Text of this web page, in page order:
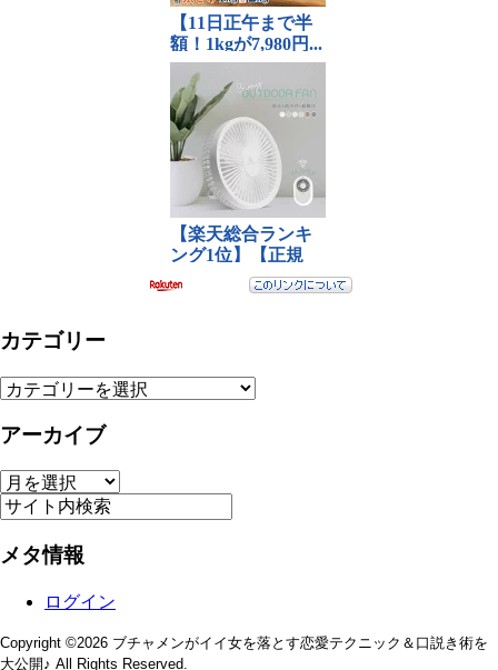
カテゴリー
カ
ゴ
ー
アーカイブ
ア
ー
カ
イ
メタ情報
ログイン
Copyright ©2026 ブチャメンがイイ女を落とす恋愛テクニック＆口説き術を
大公開♪ All Rights Reserved.